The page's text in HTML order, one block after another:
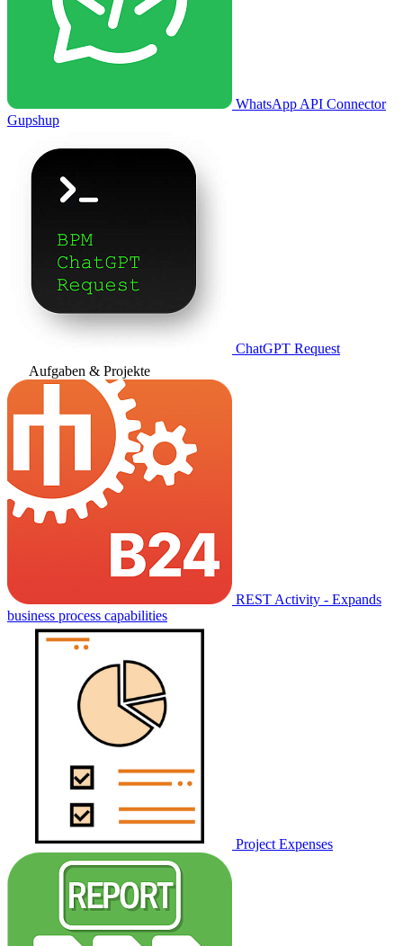
WhatsApp API Connector
Gupshup
ChatGPT Request
Aufgaben & Projekte
REST Activity - Expands
business process capabilities
Project Expenses